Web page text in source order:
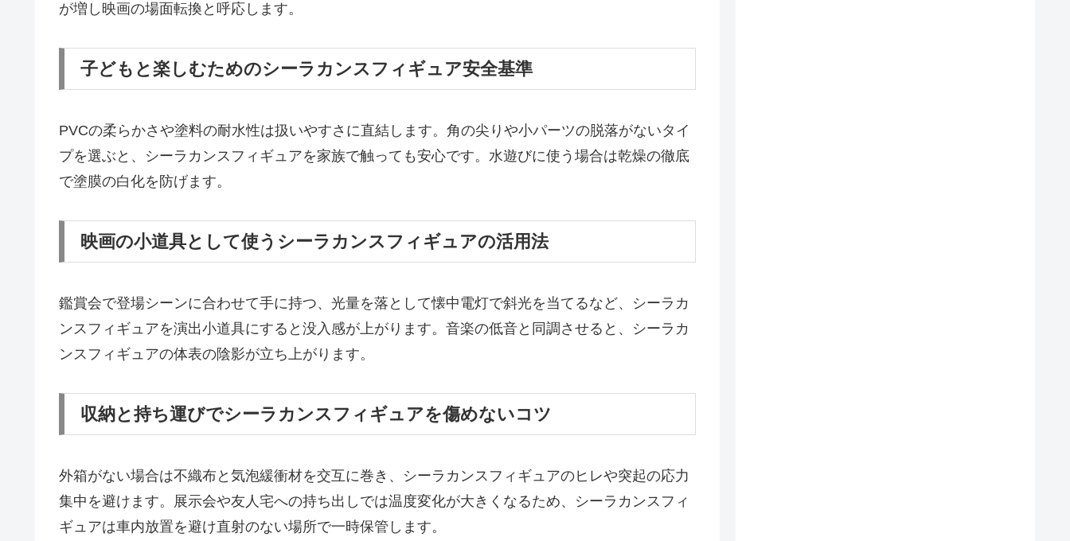
が増し映画の場面転換と呼応します。
子どもと楽しむためのシーラカンスフィギュア安全基準
PVCの柔らかさや塗料の耐水性は扱いやすさに直結します。角の尖りや小パーツの脱落がないタイ
プを選ぶと、シーラカンスフィギュアを家族で触っても安心です。水遊びに使う場合は乾燥の徹底
で塗膜の白化を防げます。
映画の小道具として使うシーラカンスフィギュアの活用法
鑑賞会で登場シーンに合わせて手に持つ、光量を落として懐中電灯で斜光を当てるなど、シーラカ
ンスフィギュアを演出小道具にすると没入感が上がります。音楽の低音と同調させると、シーラカ
ンスフィギュアの体表の陰影が立ち上がります。
収納と持ち運びでシーラカンスフィギュアを傷めないコツ
外箱がない場合は不織布と気泡緩衝材を交互に巻き、シーラカンスフィギュアのヒレや突起の応力
集中を避けます。展示会や友人宅への持ち出しでは温度変化が大きくなるため、シーラカンスフィ
ギュアは車内放置を避け直射のない場所で一時保管します。